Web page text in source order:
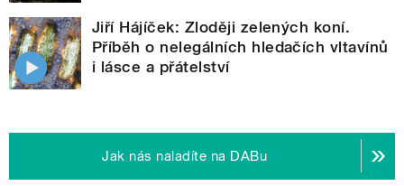
Jiří Hájíček: Zloději zelených koní.
Příběh o nelegálních hledačích vltavínů
i lásce a přátelství
Jak nás naladíte na DABu